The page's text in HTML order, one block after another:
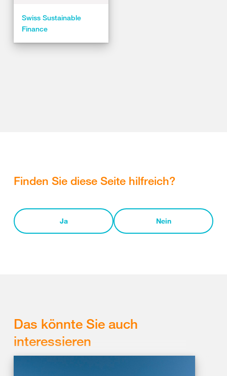
Swiss Sustainable
Finance
Finden Sie diese Seite hilfreich?
Ja Nein
Das könnte Sie auch
interessieren